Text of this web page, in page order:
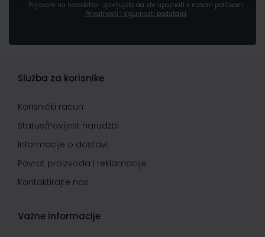
Prijavom na newsletter izjavljujete da ste upoznati s našom politikom
Privatnosti i sigurnosti podataka
Služba za korisnike
Korisnički račun
Status/Povijest narudžbi
Informacije o dostavi
Povrat proizvoda i reklamacije
Kontaktirajte nas
Važne informacije